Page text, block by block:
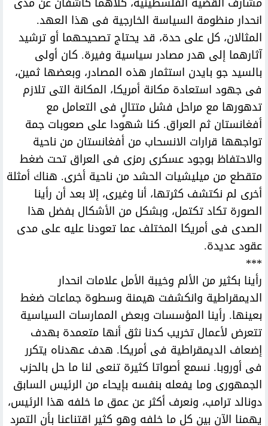
انحدار منظومة السياسة الخارجية فى هذا العهد.
المثالان، كل على حدة، قد يحتاج تصحيحهما أو ترشيد
آثارهما إلى هدر مصادر سياسية وفيرة. كان أولى
بالسيد جو بايدن استثمار هذه المصادر، وبعضها ثمين،
فى جهود استعادة مكانة أمريكا، المكانة التى تلازم
تدهورها مع مراحل فشل متتالٍ فى التعامل مع
أفغانستان ثم العراق. كنا شهودا على صعوبات جمة
تواجهها قرارات الانسحاب من أفغانستان من ناحية
والاحتفاظ بوجود عسكرى رمزى فى العراق تحت ضغط
متقطع من ميليشيات الحشد من ناحية أخرى. هناك أمثلة
أخرى لم نكتشف كثرتها، أنا وغيرى، إلا بعد أن رأينا
الصورة تكاد تكتمل، وبشكل من الأشكال بفضل هذا
الصدى فى أمريكا المختلف عما تعودنا عليه على مدى
عقود عديدة.
***
رأينا بكثير من الألم وخيبة الأمل علامات انحدار
الديمقراطية وانكشفت هيمنة وسطوة جماعات ضغط
بعينها. رأينا المؤسسات وبعض الممارسات السياسية
تتعرض لأعمال تخريب كدنا نثق أنها متعمدة بهدف
إضعاف الديمقراطية فى أمريكا. هدف عهدناه يتكرر
فى أوروبا. نسمع أصواتا كثيرة تنعى لنا ما حل بالحزب
الجمهورى وما يفعله بنفسه بإيحاء من الرئيس السابق
دونالد ترامب، ونعرف أكثر عن عمق ما خلفه هذا الرئيس،
يهمنا الآن بين كل ما خلفه وهو كثير اقتناعنا بأن التمرد